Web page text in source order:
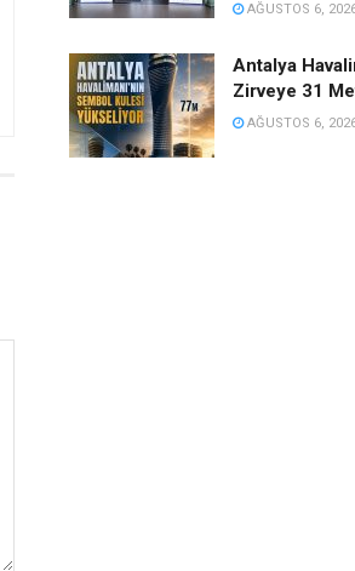
AĞUSTOS 6,
Antalya
Zirveye 31
AĞUSTOS 6,